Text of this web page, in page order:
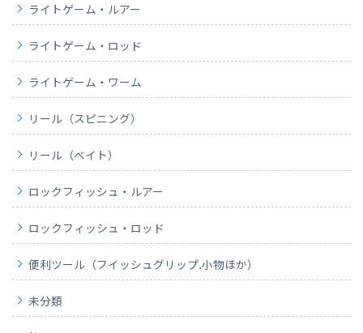
ライトゲーム・ルアー
ライトゲーム・ロッド
ライトゲーム・ワーム
リール（スピニング）
リール（ベイト）
ロックフィッシュ・ルアー
ロックフィッシュ・ロッド
便利ツール（フイッシュグリップ.小物ほか）
未分類